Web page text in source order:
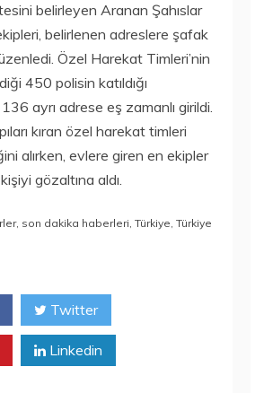
belirleyen Aranan Şahıslar
belirlenen adreslere şafak
Özel Harekat Timleri’nin
450 polisin katıldığı
ayrı adrese eş zamanlı girildi.
kıran özel harekat timleri
alırken, evlere giren en ekipler
gözaltına aldı.
, son dakika haberleri, Türkiye, Türkiye
Twitter
Linkedin